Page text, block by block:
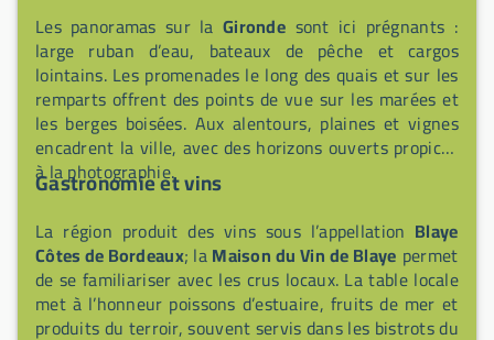
Les panoramas sur la Gironde sont ici prégnants :
large ruban d’eau, bateaux de pêche et cargos
lointains. Les promenades le long des quais et sur les
remparts offrent des points de vue sur les marées et
les berges boisées. Aux alentours, plaines et vignes
encadrent la ville, avec des horizons ouverts propices
à la photographie.
Gastronomie et vins
La région produit des vins sous l’appellation Blaye
Côtes de Bordeaux; laMaison du Vin de Blaye permet
de se familiariser avec les crus locaux. La table locale
met à l’honneur poissons d’estuaire, fruits de mer et
produits du terroir, souvent servis dans les bistrots du